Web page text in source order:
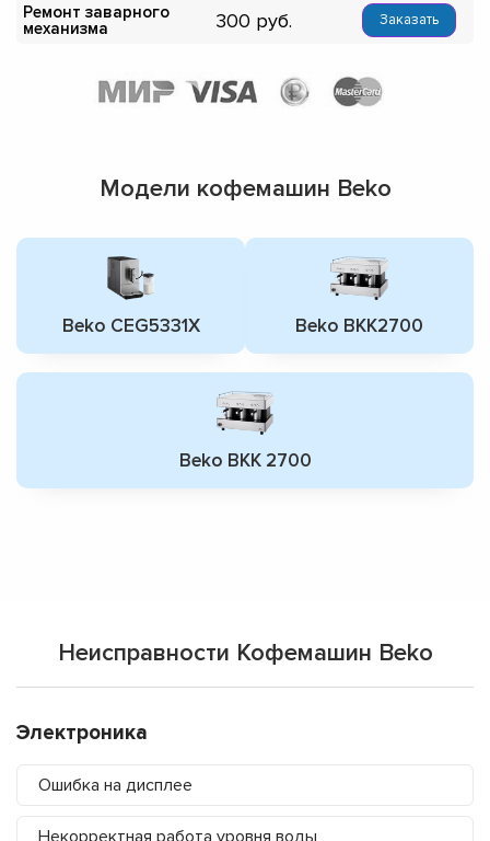
Ремонт заварного
механизма
300 Заказать
Модели кофемашин Beko
Beko CEG5331X Beko BKK2700
Beko BKK 2700
Неисправности Кофемашин Beko
Электроника
Ошибка на дисплее